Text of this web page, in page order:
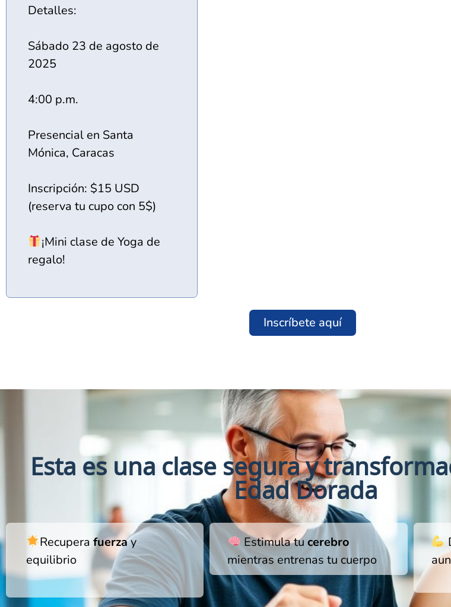
Detalles:
Sábado 23 de agosto de
2025
4:00 p.m.
Presencial en Santa
Mónica, Caracas
Inscripción: $15 USD
(reserva tu cupo con 5$)
¡Mini clase de Yoga de
regalo!
Inscríbete aquí
Esta es una clase segura y
Edad Dorada
Recupera fuerzay
equilibrio
Estimula tucerebro
mientras entrenas tu cuerpo